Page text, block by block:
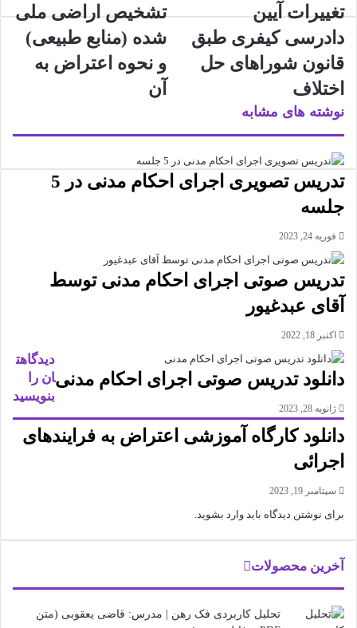
تغییرات آیین
دادرسی کیفری طبق
قانون شوراهای حل
اختلاف
تشخیص اراضی ملی
شده (منابع طبیعی)
و نحوه اعتراض به
آن
نوشته های مشابه
تدریس تصویری اجرای احکام مدنی در 5
جلسه
فوریه 24, 2023
تدریس صوتی اجرای احکام مدنی توسط
آقای عبدغیور
اکتبر 18, 2022
دانلود تدریس صوتی اجرای احکام مدنی
ژانویه 28, 2023
دانلود کارگاه آموزشی اعتراض به فرایندهای
اجرائی
سپتامبر 19, 2023
دیدگاهت
ان را
بنویسید
برای نوشتن دیدگاه باید وارد بشوید
آخرین محصولات
تحلیل کاربردی فک رهن | مدرس: قاضی یعقوبی (متن